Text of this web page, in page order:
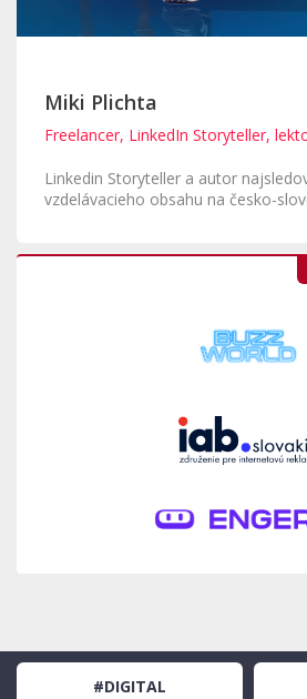
Miki Plichta
Freelancer, LinkedIn Storyteller,
Linkedin Storyteller a autor
vzdelávacieho obsahu na česko-
#DIGITAL